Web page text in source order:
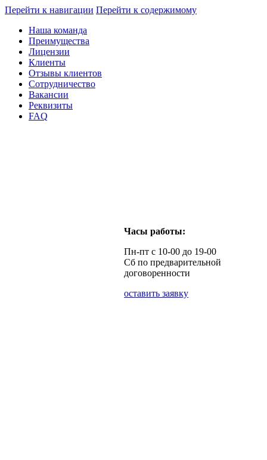
Перейти к навигации Перейти к содержимому
Наша команда
Преимущества
Лицензии
Клиенты
Отзывы клиентов
Сотрудничество
Вакансии
Реквизиты
FAQ
Часы работы:
Пн-пт с 10-00 до 19-00
Сб по предварительной
договоренности
оставить заявку